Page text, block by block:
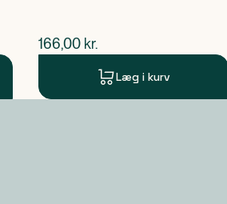
$nuværende pris
166,00 kr.
Læg i kurv